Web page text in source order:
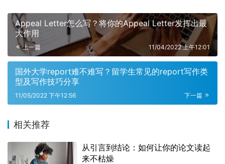
Appeal Letter怎么写？将你的Appeal Letter发挥出最
大作用
上一篇 11/04/2022 上午12:01
国外大学report难不难写？留学生常见的report写作类
型及写作技巧分享
下一篇
11/05/2022 下午12:56
相关推荐
从引言到结论：如何让你的论文读起
来不枯燥